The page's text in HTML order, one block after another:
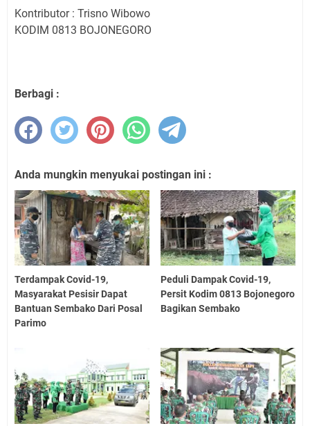
Kontributor : Trisno Wibowo
KODIM 0813 BOJONEGORO
Berbagi :
Anda mungkin menyukai postingan ini :
Terdampak Covid-19,
Masyarakat Pesisir Dapat
Bantuan Sembako Dari Posal
Parimo
Peduli Dampak Covid-19,
Persit Kodim 0813 Bojonegoro
Bagikan Sembako